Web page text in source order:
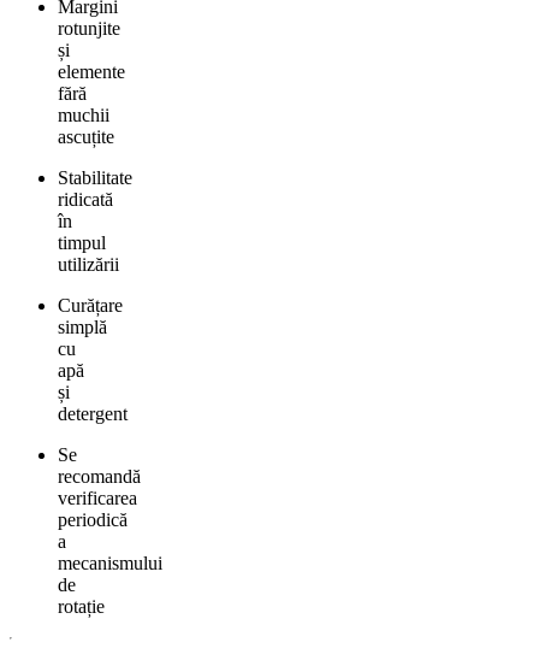
Margini
rotunjite
și
elemente
fără
muchii
ascuțite
Stabilitate
ridicată
în
timpul
utilizării
Curățare
simplă
cu
apă
și
detergent
Se
recomandă
verificarea
periodică
a
mecanismului
de
rotație